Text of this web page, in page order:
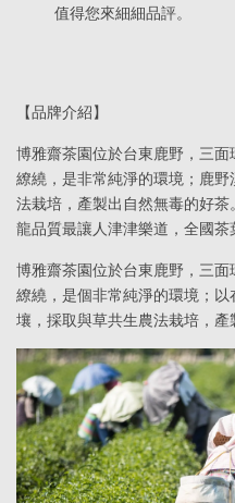
值得您來細細品評。
【品牌介紹】
博雅齋茶園位於台東鹿野，三
繚繞，是非常純淨的環境；鹿
法栽培，產製出自然無毒的好
龍品質最讓人津津樂道，全國茶
博雅齋茶園位於台東鹿野，三
繚繞，是個非常純淨的環境；
壤，採取與草共生農法栽培，產